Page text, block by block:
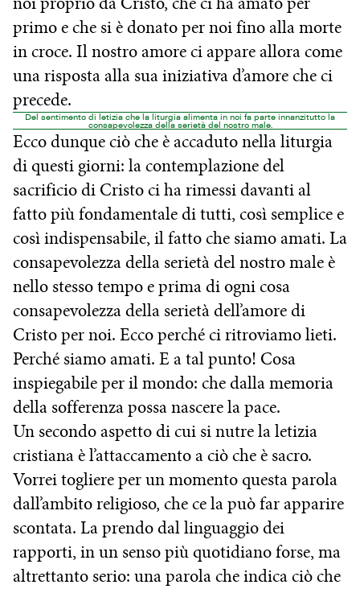
primo e che si è donato per noi fino alla morte
in croce. Il nostro amore ci appare allora come
una risposta alla sua iniziativa d’amore che ci
precede.
Del sentimento di letizia che la liturgia alimenta in noi fa parte innanzitutto la
consapevolezza della serietà del nostro male.
Ecco dunque ciò che è accaduto nella liturgia
di questi giorni: la contemplazione del
sacrificio di Cristo ci ha rimessi davanti al
fatto più fondamentale di tutti, così semplice e
così indispensabile, il fatto che siamo amati. La
consapevolezza della serietà del nostro male è
nello stesso tempo e prima di ogni cosa
consapevolezza della serietà dell’amore di
Cristo per noi. Ecco perché ci ritroviamo lieti.
Perché siamo amati. E a tal punto! Cosa
inspiegabile per il mondo: che dalla memoria
della sofferenza possa nascere la pace.
Un secondo aspetto di cui si nutre la letizia
cristiana è l’attaccamento a ciò che è sacro.
Vorrei togliere per un momento questa parola
dall’ambito religioso, che ce la può far apparire
scontata. La prendo dal linguaggio dei
rapporti, in un senso più quotidiano forse, ma
altrettanto serio: una parola che indica ciò che